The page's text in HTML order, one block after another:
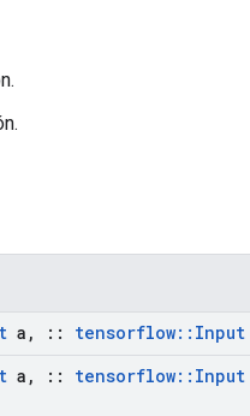
a , :: tensorflow:: Input
a , :: tensorflow:: Input